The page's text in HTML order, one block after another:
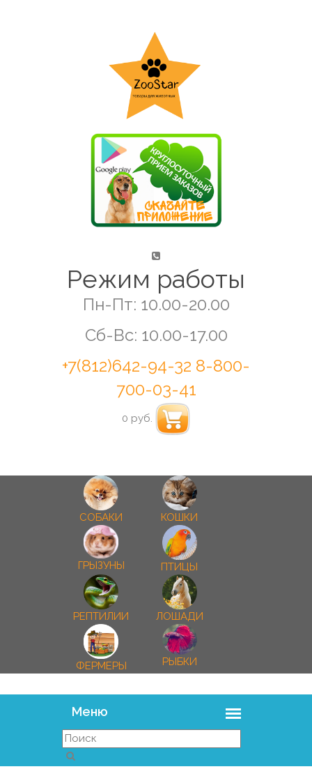
Режим работы
Пн-Пт: 10.00-20.00
Сб-Вс: 10.00-17.00
+7(812)642-94-32 8-800-
700-03-41
0 руб.
СОБАКИ КОШКИ
ГРЫЗУНЫ ПТИЦЫ
РЕПТИЛИИ ЛОШАДИ
ФЕРМЕРЫ РЫБКИ